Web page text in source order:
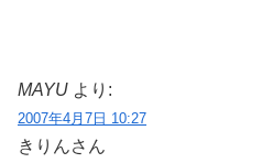
MAYU より:
2007年4月7日 10:27
きりんさん